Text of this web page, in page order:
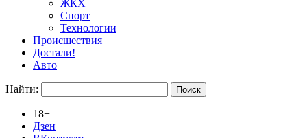
ЖКХ
Спорт
Технологии
Происшествия
Достали!
Авто
Найти:
18+
Дзен